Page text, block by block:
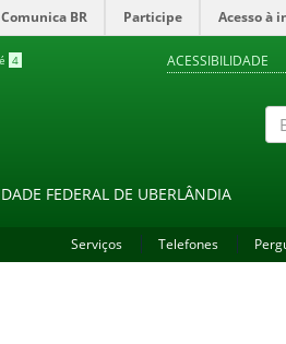
Comunica BR Participe Acesso à
4 ACESSIBILIDADE
FEDERAL DE UBERLÂNDIA
Serviços Telefones